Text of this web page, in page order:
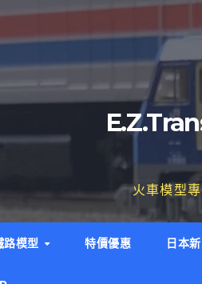
火車模型
路模型 特價優惠 日本